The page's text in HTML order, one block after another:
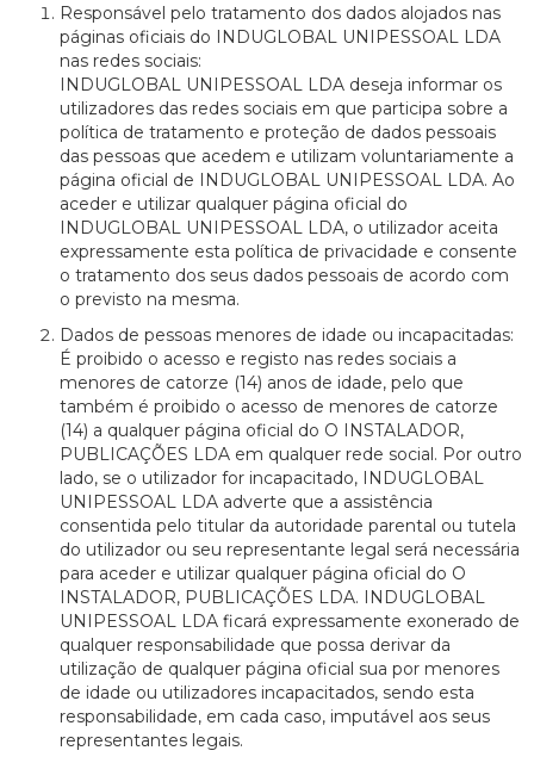
Responsável pelo tratamento dos dados alojados nas
páginas oficiais do INDUGLOBAL UNIPESSOAL LDA
nas redes sociais:
INDUGLOBAL UNIPESSOAL LDA deseja informar os
utilizadores das redes sociais em que participa sobre a
política de tratamento e proteção de dados pessoais
das pessoas que acedem e utilizam voluntariamente a
página oficial de INDUGLOBAL UNIPESSOAL LDA. Ao
aceder e utilizar qualquer página oficial do
INDUGLOBAL UNIPESSOAL LDA, o utilizador aceita
expressamente esta política de privacidade e consente
o tratamento dos seus dados pessoais de acordo com
o previsto na mesma.
Dados de pessoas menores de idade ou incapacitadas:
É proibido o acesso e registo nas redes sociais a
menores de catorze (14) anos de idade, pelo que
também é proibido o acesso de menores de catorze
(14) a qualquer página oficial do O INSTALADOR,
PUBLICAÇÕES LDA em qualquer rede social. Por outro
lado, se o utilizador for incapacitado, INDUGLOBAL
UNIPESSOAL LDA adverte que a assistência
consentida pelo titular da autoridade parental ou tutela
do utilizador ou seu representante legal será necessária
para aceder e utilizar qualquer página oficial do O
INSTALADOR, PUBLICAÇÕES LDA. INDUGLOBAL
UNIPESSOAL LDA ficará expressamente exonerado de
qualquer responsabilidade que possa derivar da
utilização de qualquer página oficial sua por menores
de idade ou utilizadores incapacitados, sendo esta
responsabilidade, em cada caso, imputável aos seus
representantes legais.